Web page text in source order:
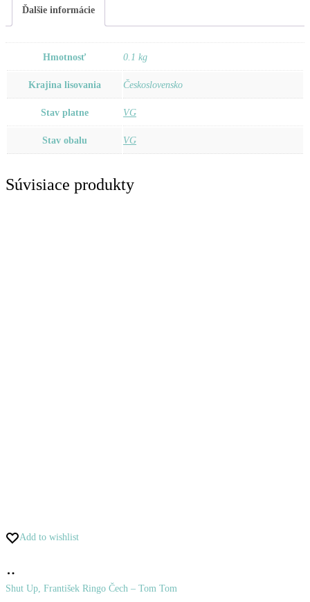
Ďalšie informácie
Hmotnosť 0.1 kg
Krajina lisovania Československo
Stav platne VG
Stav obalu VG
Súvisiace produkty
Add to wishlist
do
Shut Up, František Ringo Čech – Tom Tom